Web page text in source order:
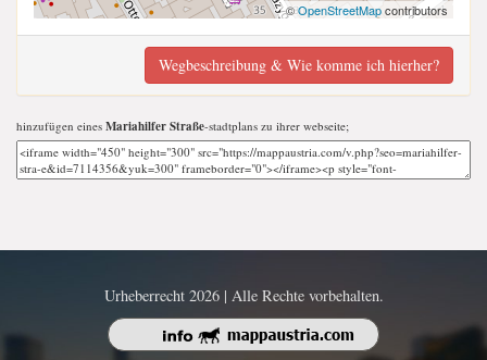
©OpenStreetMapcontributors
Wegbeschreibung & Wie komme ich hierher?
hinzufügen eines Mariahilfer Straße-stadtplans zu ihrer webseite;
Urheberrecht 2026 | Alle Rechte vorbehalten.